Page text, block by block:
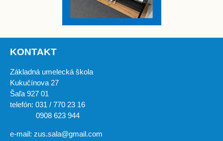
KONTAKT
Základná umelecká škola
Kukučínova 27
Šaľa 927 01
telefón: 031 / 770 23 16
0908 623 944
e-mail: zus.sala@gmail.com